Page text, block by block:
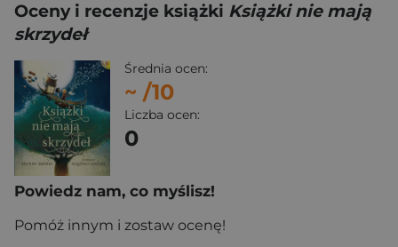
Oceny i recenzje książki Książki nie mają
skrzydeł
Średnia ocen:
~ /10
Liczba ocen:
0
Powiedz nam, co myślisz!
Pomóż innym i zostaw ocenę!